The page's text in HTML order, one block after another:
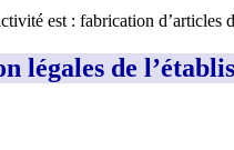
est : fabrication d’articles
légales de